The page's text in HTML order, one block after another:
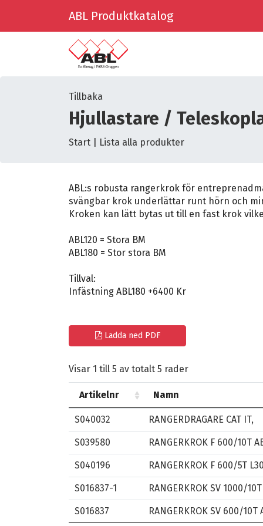
ABL Produktkatalog
Tillbaka
Hjullastare /
Start Lista alla produkter
ABL:s robusta rangerkrok för
svängbar krok underlättar runt hörn och
Kroken kan lätt bytas ut till en fast krok
ABL120 = Stora BM
ABL180 = Stor stora BM
Tillval:
Infästning ABL180 +6400 Kr
Ladda ned PDF
Visar 1 till 5 av totalt 5 rader
Artikelnr Namn
S040032 RANGERDRAGARE CAT IT,
S039580 RANGERKROK F 600/10T
S040196 RANGERKROK F 600/5T
S016837-1 RANGERKROK SV 1000/
S016837 RANGERKROK SV 600/